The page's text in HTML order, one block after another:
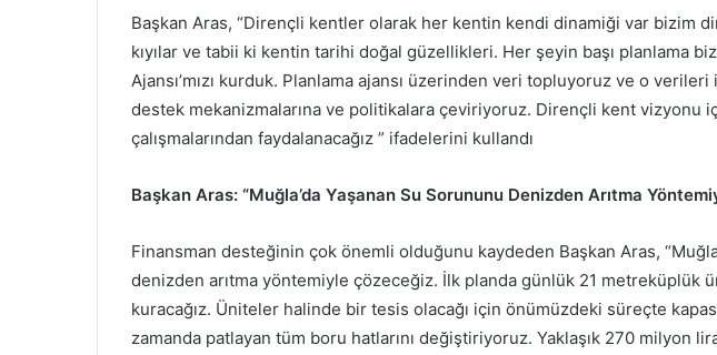
Başkan Aras, “Dirençli kentler olarak her kentin kendi dinamiği var bizim
kıyılar ve tabii ki kentin tarihi doğal güzellikleri. Her şeyin başı planlama
Ajansı’mızı kurduk. Planlama ajansı üzerinden veri topluyoruz ve o
destek mekanizmalarına ve politikalara çeviriyoruz. Dirençli kent vizyonu
çalışmalarından faydalanacağız ” ifadelerini kullandı
Başkan Aras: “Muğla’da Yaşanan Su Sorununu Denizden Arıtma
Finansman desteğinin çok önemli olduğunu kaydeden Başkan Aras,
denizden arıtma yöntemiyle çözeceğiz. İlk planda günlük 21 metreküplük
kuracağız. Üniteler halinde bir tesis olacağı için önümüzdeki süreçte
zamanda patlayan tüm boru hatlarını değiştiriyoruz. Yaklaşık 270 milyon